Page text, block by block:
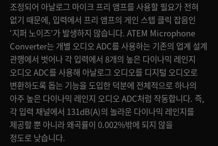
조정되어 아날로그 마이크 프리 앰프를 사용할 필요가 전혀
없기 때문에, 입력에서 프리 앰프의 게인 스텝 클릭 잡음인
‘지퍼 노이즈’가 발생하지 않습니다. ATEM Microphone
Converter는 개별 오디오 ADC를 사용하는 기존의 업계 설계
관행에서 벗어나 각 입력에서 8개의 높은 다이나믹 레인지
오디오 ADC를 사용해 아날로그 오디오를 디지털 오디오로
변환하도록 돕는 기능을 도입한 덕분에 전체적으로 하나의
아주 높은 다이나믹 레인지 오디오 ADC처럼 작동합니다. 즉,
각 입력 채널에서 131dB(A)의 놀라운 다이나믹 레인지를
제공할 뿐 아니라 왜곡률이 0.002%밖에 되지 않을
정도로 낮습니다.